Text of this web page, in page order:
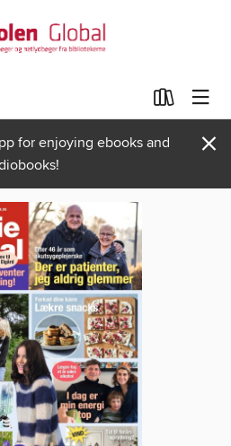
for enjoying ebooks and
×